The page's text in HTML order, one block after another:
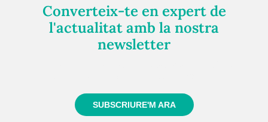
Converteix-te en expert de
l'actualitat amb la nostra
newsletter
SUBSCRIURE'M ARA